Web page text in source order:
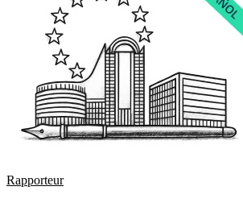
Rapporteur